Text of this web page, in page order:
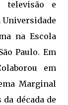
televisão e
na Escola
Paulo. Em
em
Marginal
década de